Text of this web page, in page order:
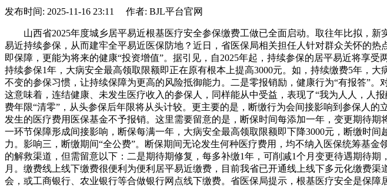
发布时间: 2025-11-16 23:11 作者: BJL平台官网
山西省2025年度城乡居平易近根基医疗安全参保缴费工做已全面启动。取往年比拟，新
易近持续参保，从而建牢全平易近医保防地？近日，省医保局相关担任人针对群众关怀的
即保障，更能为将来的健康“投资增值”。据引见，自2025年起，持续参保的居平易近将享
持续参保1年，大病安全最高领取限额即正在原有根本上提高3000元。如，持续缴费5年，
不变的参保习惯，让持续保障为更高的风险抵御能力。二是零报销励，健康行为“有报答”
这意味着，连结健康、未发生医疗收入的参保人，同样能从中受益，表现了“我为人人，人
费年限“清零”，从头参保后年限将从头计较。更主要的是，断缴行为会间接影响到参保人
发生的医疗费用医保基金不予报销。这里需要留意的是，断保时间每添加一年，变更期待
一环节保障形成间接影响，断保每满一年，大病安全最高领取限额即下降3000元，断缴时
力。影响三，断缴期间“全公费”。断保期间无论发生何种医疗费用，均不纳入医保统筹基
的解救渠道，但需留意以下：二是期待期修复，每多补缴1年，可削减1个月变更待遇期待
月。缴费线上线下缴费很便利为便利居平易近缴费，目前我省已开通线上线下多元化缴费
会，或工商银行、农业银行等合做银行网点线下缴费。省医保局提示，根基医疗安全是保